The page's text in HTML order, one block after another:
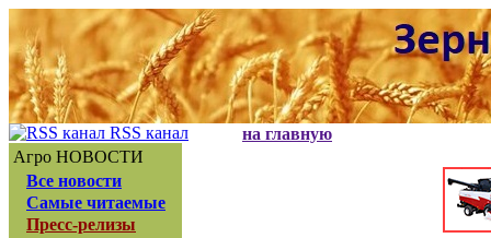
RSS канал
Агро НОВОСТИ
Все новости
Самые читаемые
Пресс-релизы
на главную